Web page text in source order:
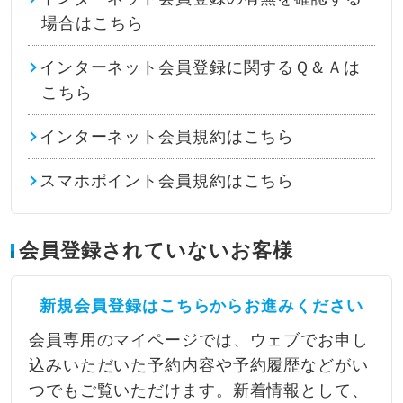
場合はこちら
インターネット会員登録に関するＱ＆Ａは
こちら
インターネット会員規約はこちら
スマホポイント会員規約はこちら
会員登録されていないお客様
新規会員登録はこちらからお進みください
会員専用のマイページでは、ウェブでお申し
込みいただいた予約内容や予約履歴などがい
つでもご覧いただけます。新着情報として、